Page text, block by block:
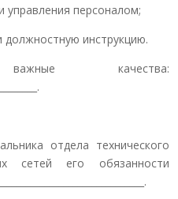
управления персоналом;
должностную инструкцию.
важные качества:
отдела технического
сетей его обязанности